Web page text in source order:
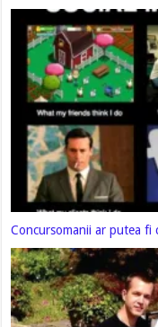
Concursomanii ar putea fi